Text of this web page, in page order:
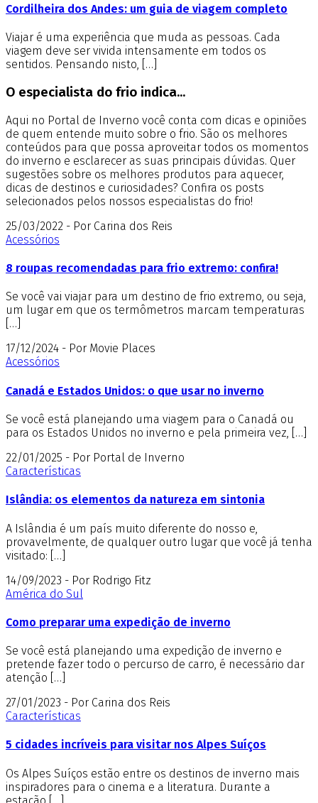
Cordilheira dos Andes: um guia de viagem completo
Viajar é uma experiência que muda as pessoas. Cada
viagem deve ser vivida intensamente em todos os
sentidos. Pensando nisto, […]
O especialista do frio indica...
Aqui no Portal de Inverno você conta com dicas e opiniões
de quem entende muito sobre o frio. São os melhores
conteúdos para que possa aproveitar todos os momentos
do inverno e esclarecer as suas principais dúvidas. Quer
sugestões sobre os melhores produtos para aquecer,
dicas de destinos e curiosidades? Confira os posts
selecionados pelos nossos especialistas do frio!
25/03/2022 - Por Carina dos Reis
Acessórios
8 roupas recomendadas para frio extremo: confira!
Se você vai viajar para um destino de frio extremo, ou seja,
um lugar em que os termômetros marcam temperaturas
[…]
17/12/2024 - Por Movie Places
Acessórios
Canadá e Estados Unidos: o que usar no inverno
Se você está planejando uma viagem para o Canadá ou
para os Estados Unidos no inverno e pela primeira vez, […]
22/01/2025 - Por Portal de Inverno
Características
Islândia: os elementos da natureza em sintonia
A Islândia é um país muito diferente do nosso e,
provavelmente, de qualquer outro lugar que você já tenha
visitado: […]
14/09/2023 - Por Rodrigo Fitz
América do Sul
Como preparar uma expedição de inverno
Se você está planejando uma expedição de inverno e
pretende fazer todo o percurso de carro, é necessário dar
atenção […]
27/01/2023 - Por Carina dos Reis
Características
5 cidades incríveis para visitar nos Alpes Suíços
Os Alpes Suíços estão entre os destinos de inverno mais
inspiradores para o cinema e a literatura. Durante a
estação […]